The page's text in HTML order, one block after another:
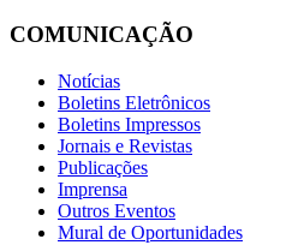
COMUNICAÇÃO
Notícias
Boletins Eletrônicos
Boletins Impressos
Jornais e Revistas
Publicações
Imprensa
Outros Eventos
Mural de Oportunidades